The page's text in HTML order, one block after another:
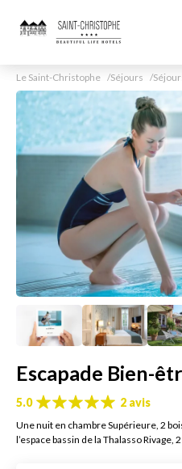
Le Saint-Christophe Séjours
Escapade Bien-
5.0 2 avis
Une nuit en chambre Supérieure, 2
l’espace bassin de la Thalasso